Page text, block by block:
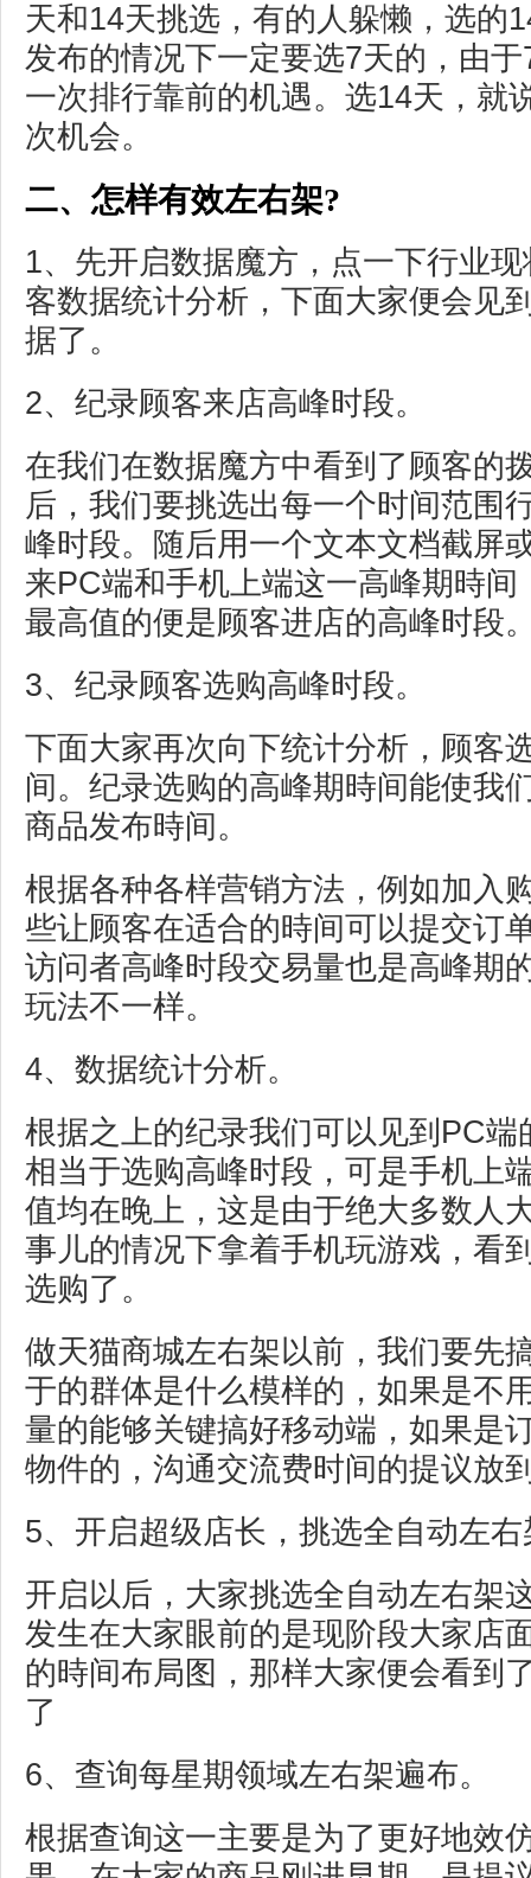
天和14天挑选，有的人躲懒，选的
发布的情况下一定要选7天的，由
一次排行靠前的机遇。选14天，就
次机会。
二、怎样有效左右架?
1、先开启数据魔方，点一下行业
客数据统计分析，下面大家便会见
据了。
2、纪录顾客来店高峰时段。
在我们在数据魔方中看到了顾客的
后，我们要挑选出每一个时间范围
峰时段。随后用一个文本文档截屏
来PC端和手机上端这一高峰期時间
最高值的便是顾客进店的高峰时段
3、纪录顾客选购高峰时段。
下面大家再次向下统计分析，顾客
间。纪录选购的高峰期時间能使我
商品发布時间。
根据各种各样营销方法，例如加入
些让顾客在适合的時间可以提交订
访问者高峰时段交易量也是高峰期
玩法不一样。
4、数据统计分析。
根据之上的纪录我们可以见到PC端
相当于选购高峰时段，可是手机上
值均在晚上，这是由于绝大多数人
事儿的情况下拿着手机玩游戏，看
选购了。
做天猫商城左右架以前，我们要先
于的群体是什么模样的，如果是不
量的能够关键搞好移动端，如果是
物件的，沟通交流费时间的提议放
5、开启超级店长，挑选全自动左右
开启以后，大家挑选全自动左右架
发生在大家眼前的是现阶段大家店
的時间布局图，那样大家便会看到
了
6、查询每星期领域左右架遍布。
根据查询这一主要是为了更好地效